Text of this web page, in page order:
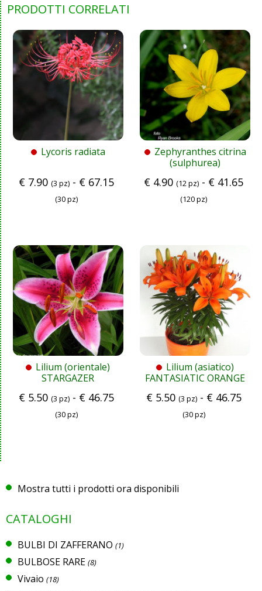
PRODOTTI CORRELATI
Lycoris radiata
€ 7.90 (3 pz) - € 67.15
(30 pz)
Zephyranthes citrina
(sulphurea)
€ 4.90 (12 pz) - € 41.65
(120 pz)
Lilium (orientale)
STARGAZER
€ 5.50 (3 pz) - € 46.75
(30 pz)
Lilium (asiatico)
FANTASIATIC ORANGE
€5.50 (3 pz)- €46.75
(30 pz)
Mostra tutti i prodotti ora disponibili
CATALOGHI
BULBI DI ZAFFERANO (1)
BULBOSE RARE (8)
Vivaio (18)